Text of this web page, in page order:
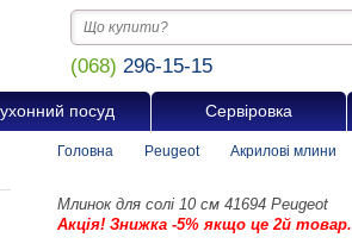
(068) 296-15-15
посуд Сервіровка
Головна Peugeot Акрилові млини
Млинок для солі 10 см 41694 Peugeot
Акція! Знижка -5% якщо це 2й товар.